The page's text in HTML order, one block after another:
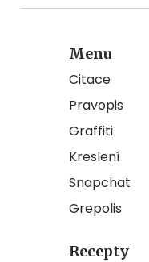
Menu
Citace
Pravopis
Graffiti
Kreslení
Snapchat
Grepolis
Recepty